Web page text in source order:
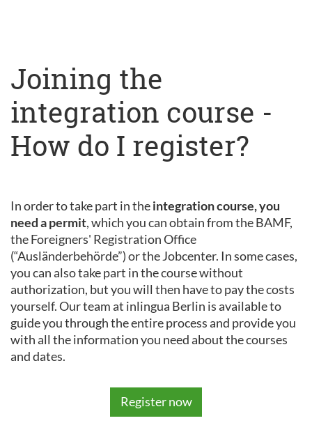
Joining the
integration course -
How do I register?
In order to take part in theintegration course, you
need a permit, which you can obtain from the BAMF,
the Foreigners' Registration Office
(“Ausländerbehörde”) or the Jobcenter. In some cases,
you can also take part in the course without
authorization, but you will then have to pay the costs
yourself. Our team at inlingua Berlin is available to
guide you through the entire process and provide you
with all the information you need about the courses
and dates.
Register now